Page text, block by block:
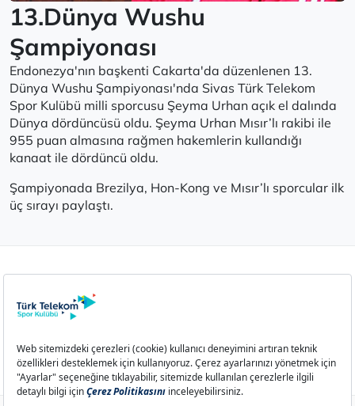
13.Dünya Wushu
Şampiyonası
Endonezya'nın başkenti Cakarta'da düzenlenen 13.
Dünya Wushu Şampiyonası'nda Sivas Türk Telekom
Spor Kulübü milli sporcusu Şeyma Urhan açık el dalında
Dünya dördüncüsü oldu. Şeyma Urhan Mısır’lı rakibi ile
955 puan almasına rağmen hakemlerin kullandığı
kanaat ile dördüncü oldu.
Şampiyonada Brezilya, Hon-Kong ve Mısır’lı sporcular ilk
üç sırayı paylaştı.
İletişim